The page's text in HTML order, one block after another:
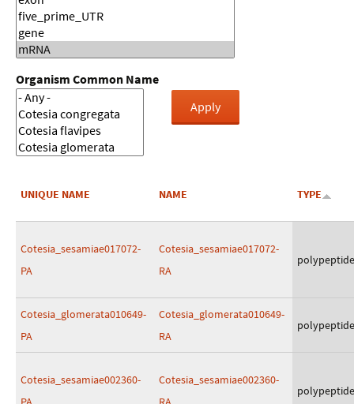
Organism Common Name
UNIQUE NAME NAME TYPE
Cotesia_sesamiae017072-
PA
Cotesia_sesamiae017072-
RA
polypeptide
Cotesia_glomerata010649-
PA
Cotesia_glomerata010649-
RA
polypeptide
Cotesia_sesamiae002360-
Cotesia_sesamiae002360-
polypeptide